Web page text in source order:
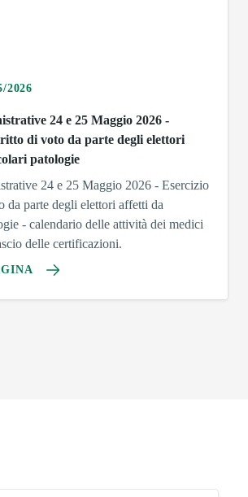
2026
24 e 25 Maggio 2026 -
di voto da parte degli elettori
patologie
24 e 25 Maggio 2026 - Esercizio
da parte degli elettori affetti da
- calendario delle attività dei medici
delle certificazioni.